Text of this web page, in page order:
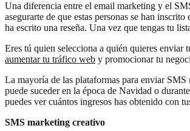
Una diferencia entre el email marketing y el
asegurarte de que estas personas se han
ha escrito una reseña. Una vez que tengas tu
Eres tú quien selecciona a quién quieres enviar
aumentar tu tráfico web y promocionar tu
La mayoría de las plataformas para enviar
puede suceder en la época de Navidad o
puedes ver cuántos ingresos has obtenido con
SMS marketing creativo